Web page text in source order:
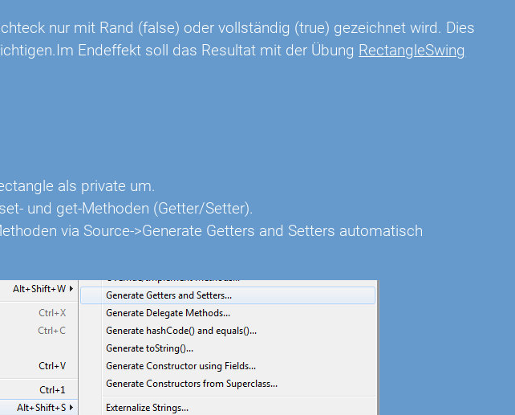
nur mit Rand (false) oder vollständig (true) gezeichnet wird. Dies
Endeffekt soll das Resultat mit der Übung RectangleSwing
als private um.
und get-Methoden (Getter/Setter).
via Source->Generate Getters and Setters automatisch